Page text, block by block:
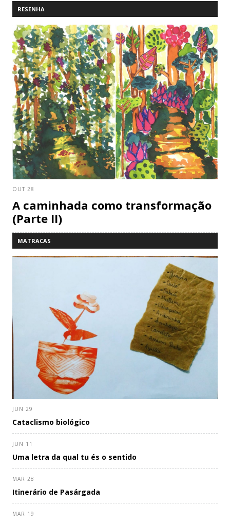
RESENHA
OUT 28
A caminhada como transformação
(Parte II)
MATRACAS
JUN 29
Cataclismo biológico
JUN 11
Uma letra da qual tu és o sentido
MAR 28
Itinerário de Pasárgada
MAR 19